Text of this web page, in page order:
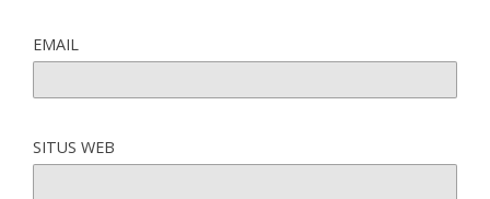
EMAIL
SITUS WEB